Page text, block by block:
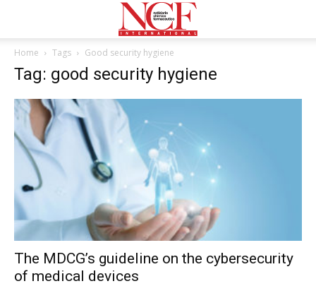
Home Tags Good security hygiene
Tag: good security hygiene
The MDCG’s guideline on the cybersecurity
of medical devices